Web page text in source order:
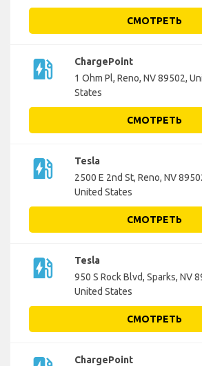
СМОТРЕТЬ
ev_station
ChargePoint
1 Ohm Pl, Reno, NV 89502,
States
СМОТРЕТЬ
ev_station
Tesla
2500 E 2nd St, Reno, NV
United States
СМОТРЕТЬ
ev_station
Tesla
950 S Rock Blvd, Sparks, NV
United States
СМОТРЕТЬ
ChargePoint